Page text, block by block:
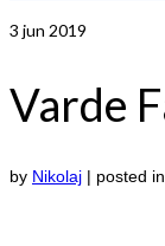
3 jun 2019
Varde
by Nikolaj | posted